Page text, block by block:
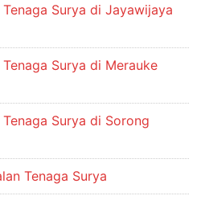
Surya di Jayawijaya
Surya di Merauke
Surya di Sorong
Tenaga Surya